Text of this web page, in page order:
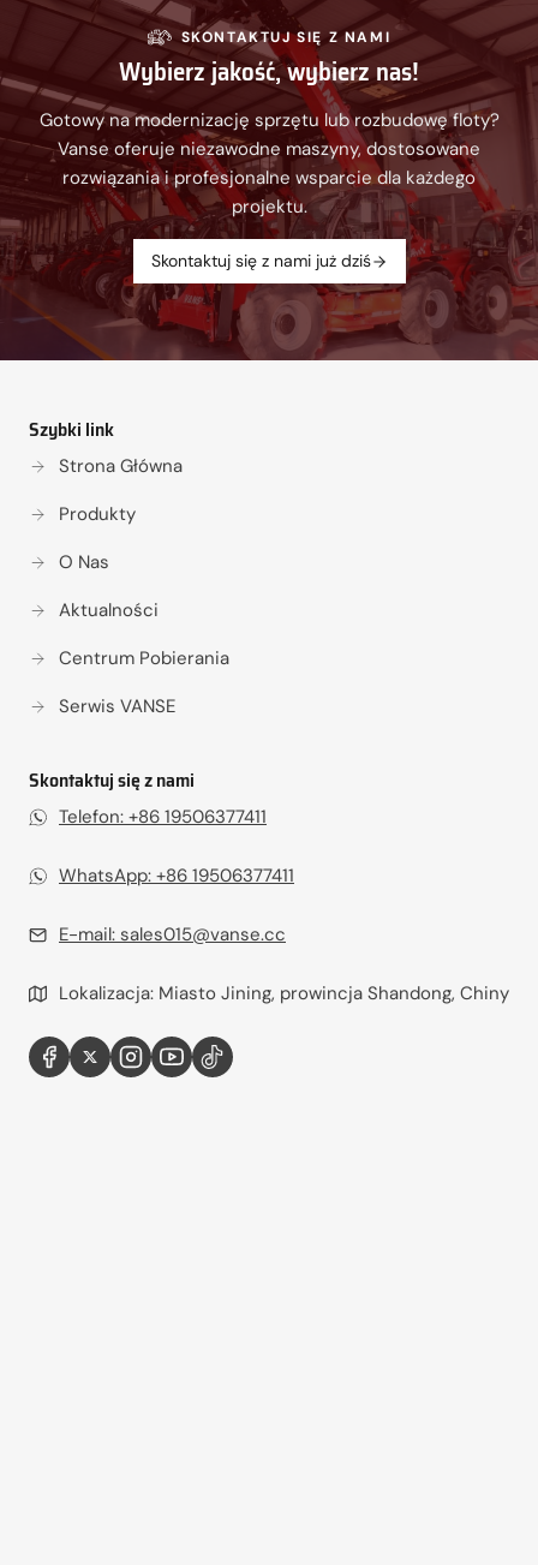
SKONTAKTUJ SIĘ Z NAMI
Wybierz jakość, wybierz nas!
Gotowy na modernizację sprzętu lub rozbudowę floty?
Vanse oferuje niezawodne maszyny, dostosowane
rozwiązania i profesjonalne wsparcie dla każdego
projektu.
Skontaktuj się z nami już dziś
Szybki link
Strona Główna
Produkty
O Nas
Aktualności
Centrum Pobierania
Serwis VANSE
Skontaktuj się z nami
Telefon: +86 19506377411
WhatsApp: +86 19506377411
E-mail: sales015@vanse.cc
Lokalizacja: Miasto Jining, prowincja Shandong, Chiny